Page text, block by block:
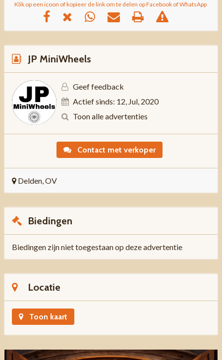
Klik op een icoon of kopieer de link om te delen op Facebook of WhatsApp
JP MiniWheels
Geef feedback
Actief sinds: 12, Jul, 2020
Toon alle advertenties
Contact met verkoper
Delden, OV
Biedingen
Biedingen zijn niet toegestaan op deze advertentie
Locatie
Toon kaart